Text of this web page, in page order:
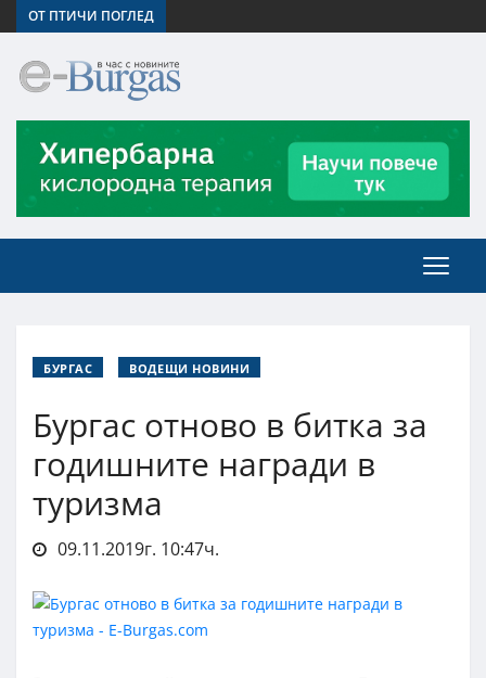
ОТ ПТИЧИ ПОГЛЕД
БУРГАС ВОДЕЩИ НОВИНИ
Бургас отново в битка за
годишните награди в
туризма
09.11.2019г. 10:47ч.